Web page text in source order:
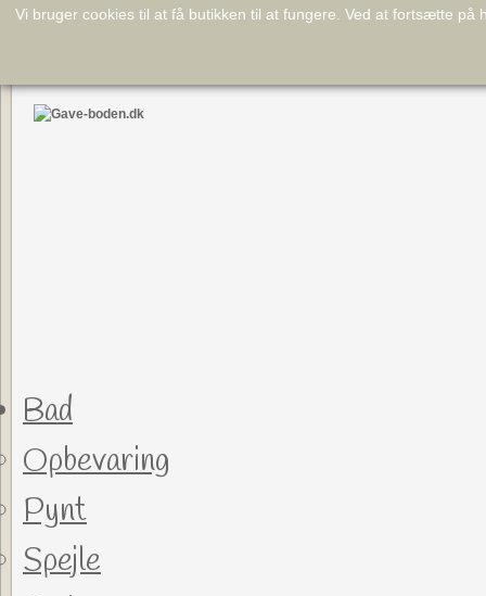
Bad
Opbevaring
Pynt
Spejle
Vi bruger cookies til at få butikken til at fungere. Ved at fortsætte på